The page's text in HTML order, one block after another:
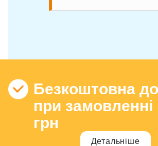
Безкоштовна
при замовленні
грн
Детальніше